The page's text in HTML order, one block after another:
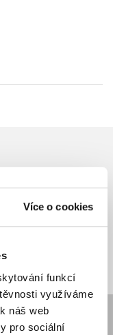
Více o cookies
funkcí
využíváme
náš web
pro sociální
zboží je výhodná
našich e-
osobních údajů
se